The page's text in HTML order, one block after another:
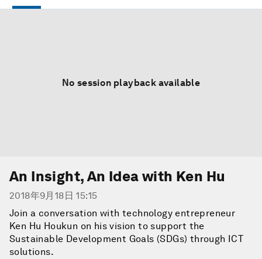
No session playback available
An Insight, An Idea with Ken Hu
2018年9月18日 15:15
Join a conversation with technology entrepreneur
Ken Hu Houkun on his vision to support the
Sustainable Development Goals (SDGs) through ICT
solutions.